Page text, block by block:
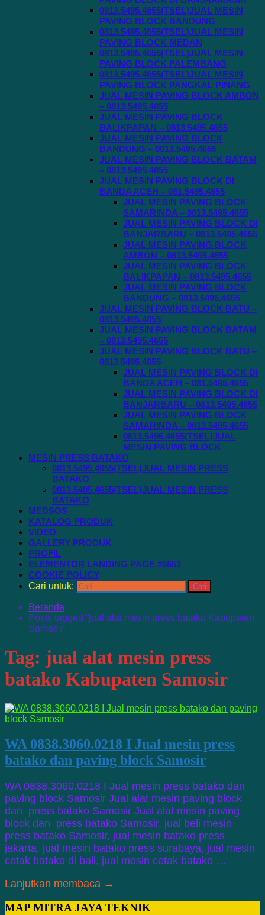
0813.5495.4655(TSEL)JUAL MESIN
PAVING BLOCK BANDUNG
0813.5495.4655(TSEL)JUAL MESIN
PAVING BLOCK MEDAN
0813.5495.4655(TSEL)JUAL MESIN
PAVING BLOCK PALEMBANG
0813.5495.4655(TSEL)JUAL MESIN
PAVING BLOCK PANGKAL PINANG
JUAL MESIN PAVING BLOCK AMBON
– 0813.5495.4655
JUAL MESIN PAVING BLOCK
BALIKPAPAN – 0813.5495.4655
JUAL MESIN PAVING BLOCK
BANDUNG – 0813.5495.4655
JUAL MESIN PAVING BLOCK BATAM
– 0813.5495.4655
JUAL MESIN PAVING BLOCK DI
BANDA ACEH – 081.5495.4655
JUAL MESIN PAVING BLOCK
SAMARINDA – 0813.5495.4655
JUAL MESIN PAVING BLOCK DI
BANJARBARU – 0813.5495.4655
JUAL MESIN PAVING BLOCK
AMBON – 0813.5495.4655
JUAL MESIN PAVING BLOCK
BALIKPAPAN – 0813.5495.4655
JUAL MESIN PAVING BLOCK
BANDUNG – 0813.5495.4655
JUAL MESIN PAVING BLOCK BATU –
0813.5495.4655
JUAL MESIN PAVING BLOCK BATAM
– 0813.5495.4655
JUAL MESIN PAVING BLOCK BATU –
0813.5495.4655
JUAL MESIN PAVING BLOCK DI
BANDA ACEH – 081.5495.4655
JUAL MESIN PAVING BLOCK DI
BANJARBARU – 0813.5495.4655
JUAL MESIN PAVING BLOCK
SAMARINDA – 0813.5495.4655
0813.5495.4655(TSEL)JUAL
MESIN PAVING BLOCK
MESIN PRESS BATAKO
0813.5495.4655(TSEL)JUAL MESIN PRESS
BATAKO
0813.5495.4655(TSEL)JUAL MESIN PRESS
BATAKO
MEDSOS
KATALOG PRODUK
VIDEO
GALLERY PRODUK
PROFIL
ELEMENTOR LANDING PAGE #6651
COOKIE POLICY
Cari untuk:
Beranda
Posts tagged “jual alat mesin press batako Kabupaten
Samosir”
Tag: jual alat mesin press
batako Kabupaten Samosir
WA 0838.3060.0218 I Jual mesin press
batako dan paving block Samosir
WA 0838.3060.0218 I Jual mesin press batako dan
paving block Samosir Jual alat mesin paving block
dan press batako Samosir Jual alat mesin paving
block dan press batako Samosir, jual beli mesin
press batako Samosir, jual mesin batako press
jakarta, jual mesin batako press surabaya, jual mesin
cetak batako di bali, jual mesin cetak batako …
Lanjutkan membaca →
MAP MITRA JAYA TEKNIK